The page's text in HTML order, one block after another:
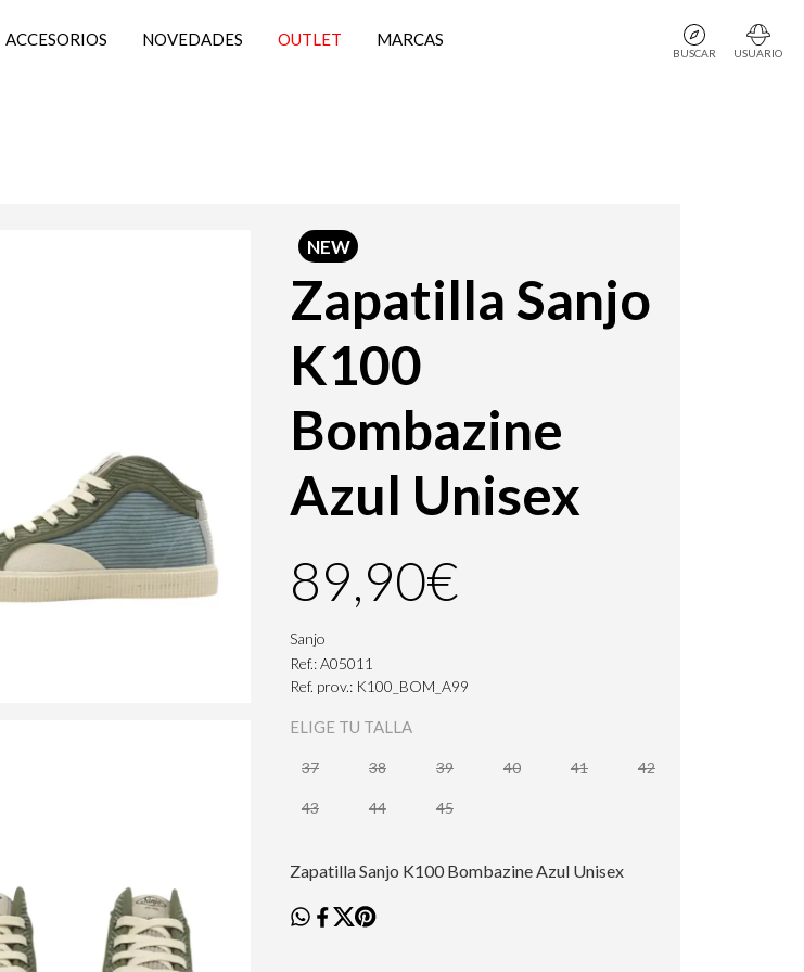
ACCESORIOS NOVEDADES OUTLET MARCAS
BUSCAR USUARIO
NEW
Zapatilla Sanjo
K100
Bombazine
Azul Unisex
89,90€
Sanjo
Ref.: A05011
Ref. prov.: K100_BOM_A99
ELIGE TU TALLA
37 38 39 40 41 42
43 44 45
Zapatilla Sanjo K100 Bombazine Azul Unisex